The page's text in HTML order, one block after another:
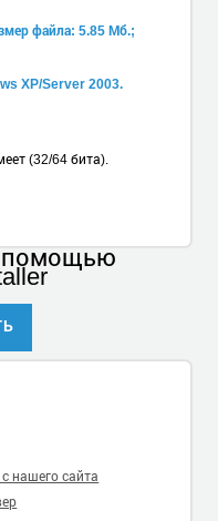
файла: 5.85 Мб.;
XP/Server 2003.
(32/64 бита).
помощью
нашего сайта